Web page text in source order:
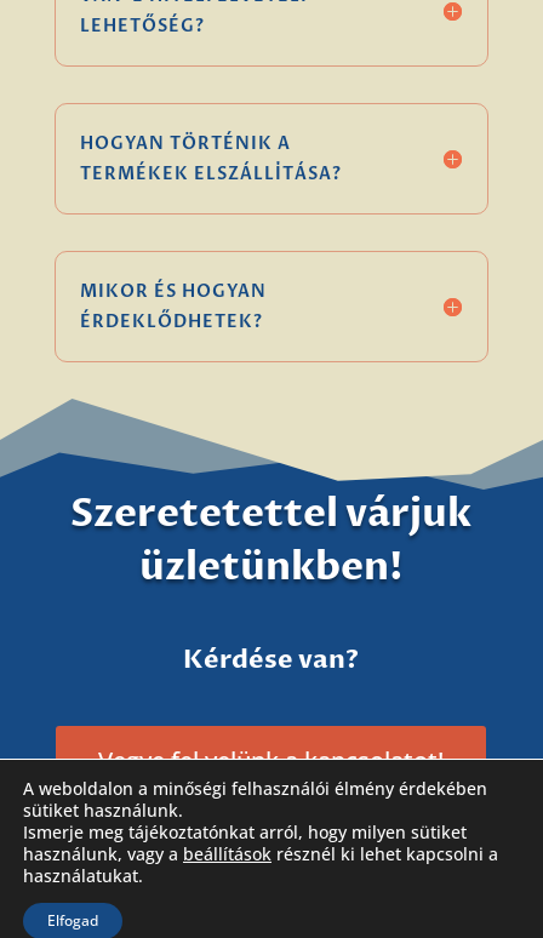
LEHETŐSÉG?
HOGYAN TÖRTÉNIK A
TERMÉKEK ELSZÁLLÍTÁSA?
MIKOR ÉS HOGYAN
ÉRDEKLŐDHETEK?
Szeretetettel várjuk
üzletünkben!
Kérdése van?
Vegye fel velünk a kapcsolatot!
Látogassa meg Facebook oldalunkat is!
A weboldalon a minőségi felhasználói élmény érdekében
sütiket használunk.
Ismerje meg tájékoztatónkat arról, hogy milyen sütiket
használunk, vagy a beállítások résznél ki lehet kapcsolni a
használatukat.
Elfogad